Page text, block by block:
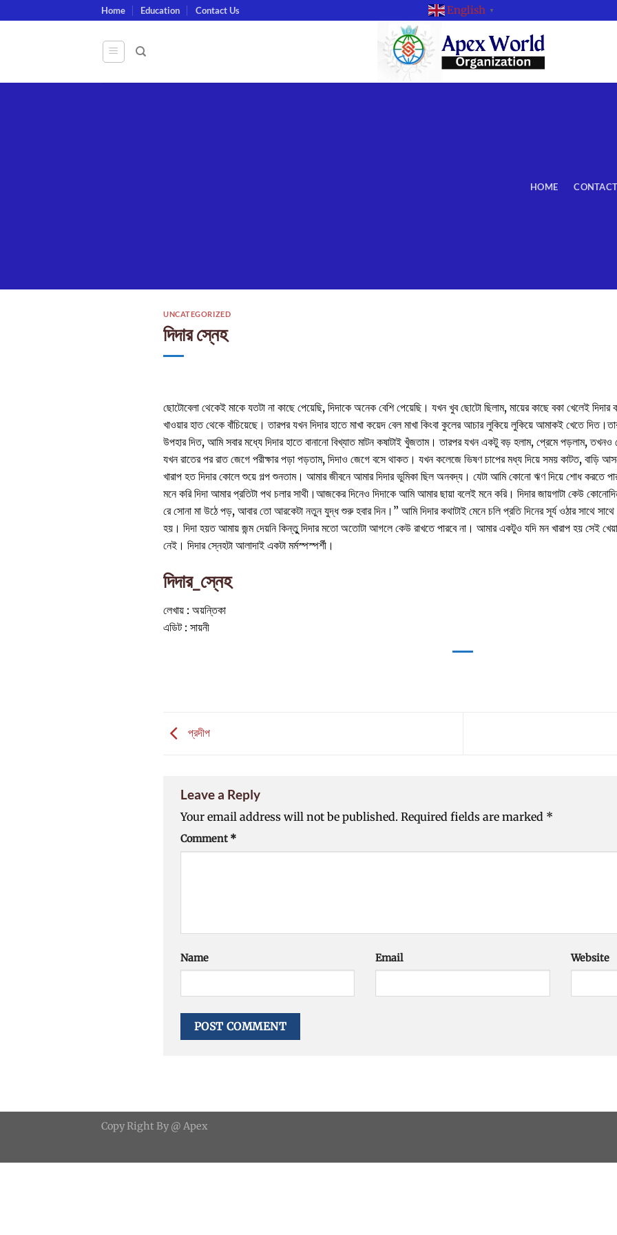
to
Home Education Contact Us English ▼
HOME
UNCATEGORIZED
দিদার স্নেহ
ছোটোবেলা থেকেই মাকে যতটা না কাছে পেয়েছি, দিদাকে অনেক বেশি পেয়েছি। যখন খুব ছোটো ছিলাম, মায়ের কাছে বকা খেলেই দিদার
খাওয়ার হাত থেকে বাঁচিয়েছে। তারপর যখন দিদার হাতে মাখা কয়েদ বেল মাখা কিংবা কুলের আচার লুকিয়ে লুকিয়ে আমাকই খেতে
উপহার দিত, আমি সবার মধ্যে দিদার হাতে বানানো বিখ্যাত মাটন কষাটাই খুঁজতাম। তারপর যখন একটু বড় হলাম, প্রেমে পড়লাম, তখনও
যখন রাতের পর রাত জেগে পরীক্ষার পড়া পড়তাম, দিদাও জেগে বসে থাকত। যখন কলেজে ভিষণ চাপের মধ্য দিয়ে সময় কাটত, বাড়ি
খারাপ হত দিদার কোলে শুয়ে গল্প শুনতাম। আমার জীবনে আমার দিদার ভুমিকা ছিল অনবদ্য। যেটা আমি কোনো ঋণ দিয়ে শোধ করতে
মনে করি দিদা আমার প্রতিটা পথ চলার সাথী।আজকের দিনেও দিদাকে আমি আমার ছায়া বলেই মনে করি। দিদার জায়গাটা কেউ
রে সোনা মা উঠে পড়, আবার তো আরকেটা নতুন যুদ্ধ শুরু হবার দিন।” আমি দিদার কথাটাই মেনে চলি প্রতি দিনের সূর্য ওঠার সাথে
হয়। দিদা হয়ত আমায় জন্ম দেয়নি কিন্তুু দিদার মতো অতোটা আগলে কেউ রাখতে পারবে না। আমার একটুও যদি মন খারাপ হয় সেই
নেই। দিদার স্নেহটা আলাদাই একটা মর্মস্পস্পর্শী।
দিদার_স্নেহ
লেখায় : অয়ন্তিকা
এডিট : সায়নী
প্রদীপ
Leave a Reply
Your email address will not be published. Required fields are marked *
Comment *
Name Email Website
CopyRight By @ Apex